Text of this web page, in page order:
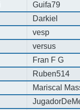
Guifa79
Darkiel
vesp
versus
Fran F G
Ruben514
Mariscal